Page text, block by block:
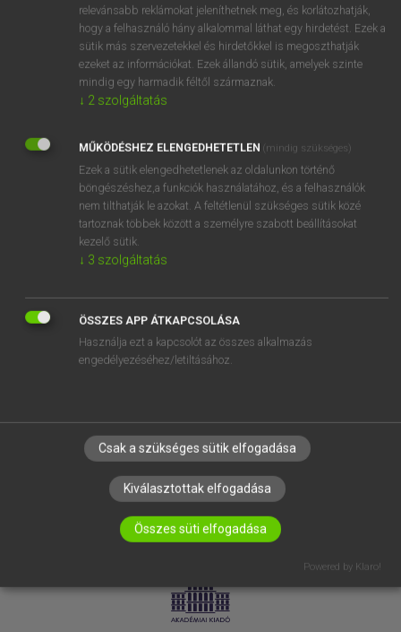
SZOTAR.NET APPLIKÁCIÓ
MICROSOFT OFFICE BŐVÍTMÉNY
BEÉPÜLŐ SZÓTÁRMODUL
ONLINE NYELVVIZSGA
EGYÉNI FELHASZNÁLÓKNAK
TANULÓKNAK
OKTATÁSI INTÉZMÉNYEKNEK
VÁLLALATI MEGOLDÁSOK
RÓLUNK
ELÉRHETŐSÉG
SÜTI BEÁLLÍTÁSOK
LICENCSZERZŐDÉS ADATVÉDELEM
relevánsabb reklámokat jeleníthetnek meg, és korlátozhatják,
hogy a felhasználó hány alkalommal láthat egy hirdetést. Ezek a
sütik más szervezetekkel és hirdetőkkel is megoszthatják
ezeket az információkat. Ezek állandó sütik, amelyek szinte
mindig egy harmadik féltől származnak.
↓ 2 szolgáltatás
MŰKÖDÉSHEZ ELENGEDHETETLEN (mindig szükséges)
Ezek a sütik elengedhetetlenek az oldalunkon történő
böngészéshez,a funkciók használatához, és a felhasználók
nem tilthatják le azokat. A feltétlenül szükséges sütik közé
tartoznak többek között a személyre szabott beállításokat
kezelő sütik.
↓ 3 szolgáltatás
ÖSSZES APP ÁTKAPCSOLÁSA
Használja ezt a kapcsolót az összes alkalmazás
engedélyezéséhez/letiltásához.
Csak a szükséges sütik elfogadása
Kiválasztottak elfogadása
Összes süti elfogadása
Powered by Klaro!